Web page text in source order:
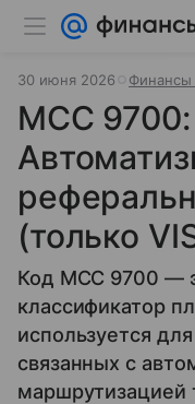
30 июня 2026 Финансы
MCC 9700:
(только
Код MCC 9700 —
классификатор
используется
связанных с
маршрутизацией